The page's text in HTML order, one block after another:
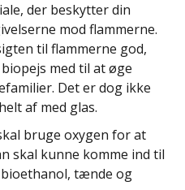
der beskytter din
mod flammerne.
til flammerne god,
med til at øge
Det er dog ikke
af med glas.
bruge oxygen for at
skal kunne komme ind til
tænde og